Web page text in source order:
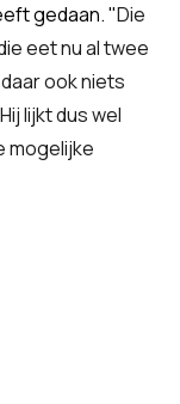
gedaan. "Die
eet nu al twee
ook niets
lijkt dus wel
mogelijke